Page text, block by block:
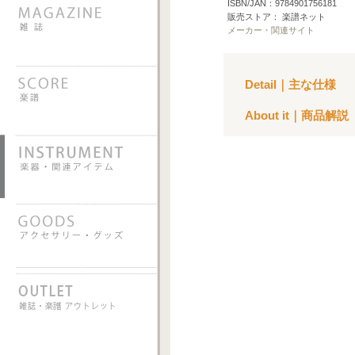
ISBN/JAN：9784901756181
販売ストア： 楽譜ネット
メーカー・関連サイト
Detail｜主な仕様
About it｜商品解説